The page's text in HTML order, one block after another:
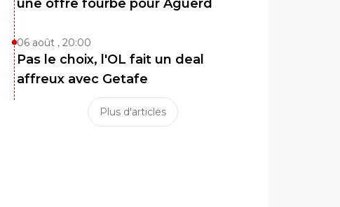
une offre fourbe pour Aguerd
06 août , 20:00
Pas le choix, l'OL fait un deal
affreux avec Getafe
Plus d'articles